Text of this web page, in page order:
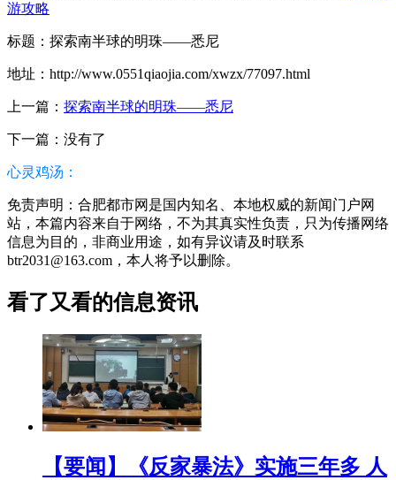
游攻略
标题：探索南半球的明珠——悉尼
地址：http://www.0551qiaojia.com/xwzx/77097.html
上一篇： 探索南半球的明珠——悉尼
下一篇：没有了
心灵鸡汤：
免责声明：合肥都市网是国内知名、本地权威的新闻门户网
站，本篇内容来自于网络，不为其真实性负责，只为传播网络
信息为目的，非商业用途，如有异议请及时联系
btr2031@163.com，本人将予以删除。
看了又看的信息资讯
【要闻】《反家暴法》实施三年多 人